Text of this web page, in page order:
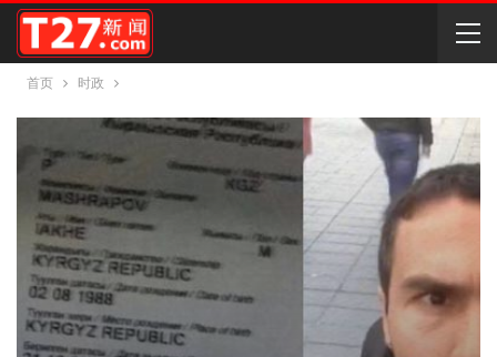
首页 时政